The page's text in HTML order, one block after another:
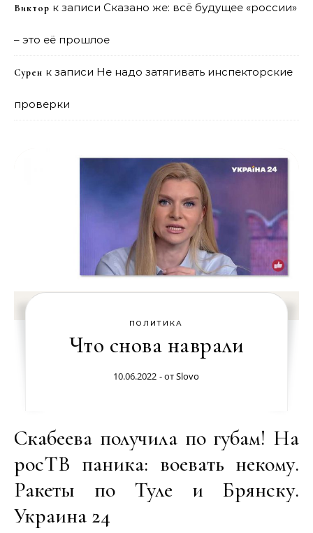
Виктор к записи Сказано же: всё будущее «россии»
– это её прошлое
Сурен к записи Не надо затягивать инспекторские
проверки
ПОЛИТИКА
Что снова наврали
10.06.2022 - отSlovo
Скабеева получила по губам! На
росТВ паника: воевать некому.
Ракеты по Туле и Брянску.
Украина 24